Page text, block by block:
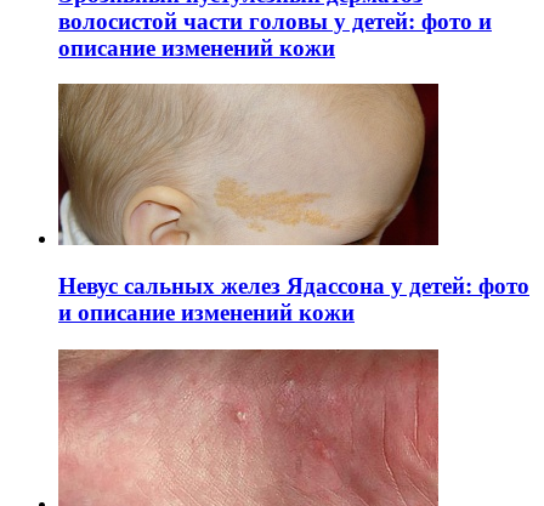
волосистой части головы у детей: фото и
описание изменений кожи
Невус сальных желез Ядассона у детей: фото
и описание изменений кожи